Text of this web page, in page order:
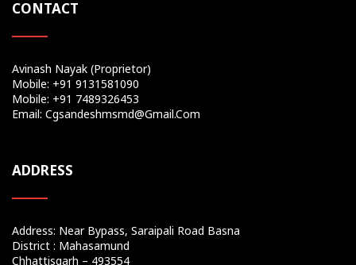
CONTACT
Avinash Nayak (Proprietor)
Mobile: +91 9131581090
Mobile: +91 7489326453
Email: Cgsandeshmsmd@gmail.com
ADDRESS
Address: Near Bypass, Saraipali Road Basna
District : Mahasamund
Chhattisgarh – 493554